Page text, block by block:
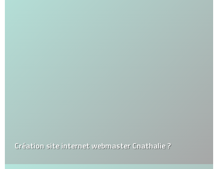
Création site internet webmaster Cnathalie ?